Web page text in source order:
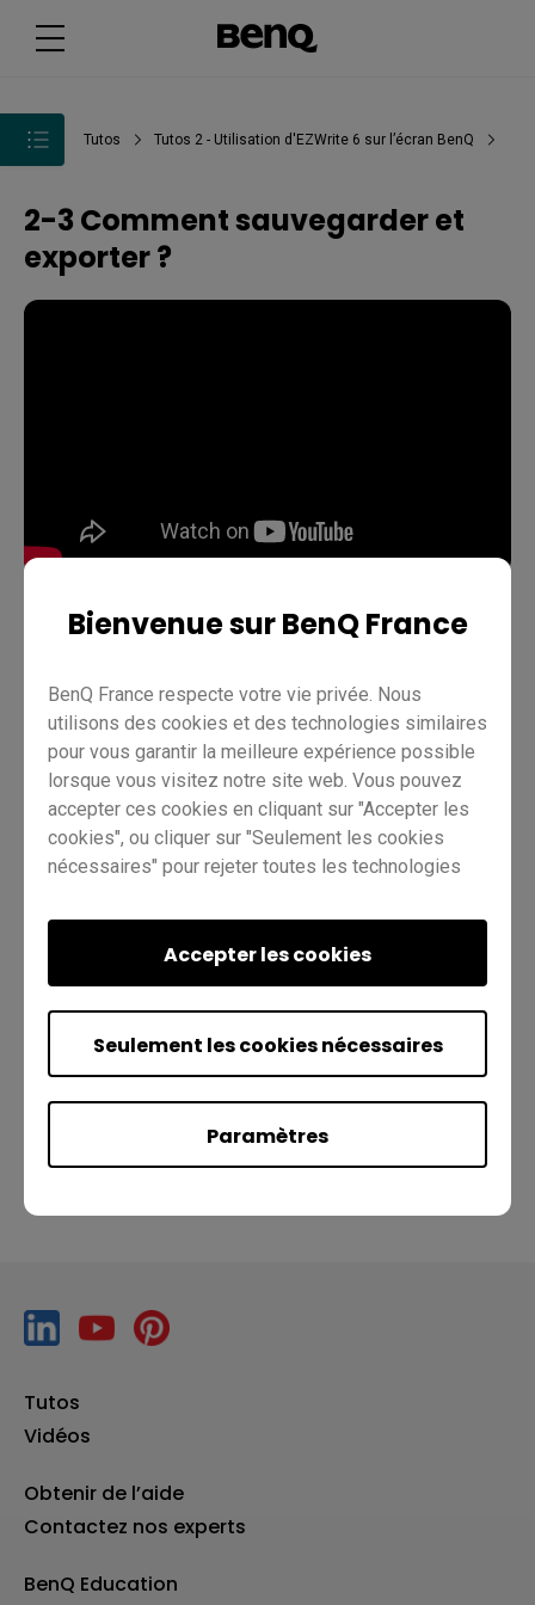
Bienvenue sur BenQ France
BenQ France respecte votre vie privée. Nous
utilisons des cookies et des technologies similaires
pour vous garantir la meilleure expérience possible
lorsque vous visitez notre site web. Vous pouvez
accepter ces cookies en cliquant sur "Accepter les
cookies", ou cliquer sur "Seulement les cookies
nécessaires" pour rejeter toutes les technologies
paramètres de cookies à tout moment. Pour plus
d'informations, veuillez consulter notre
matière de cookieset notrepolitique de
confidentialité.
Paramètres
Seulement les cookies nécessaires
Accepter les cookies
Tutos Tutos 2 - Utilisation d'EZWrite 6 sur l’écran BenQ
2-3 Comment sauvegarder et
exporter ?
Master RM03 Master RM02 Essentiel RE01
Enseignant IT Formateur
Est-ce utile ?
Précédent Suivant
Tutos
Vidéos
Obtenir de l’aide
Contactez nos experts
BenQ Education